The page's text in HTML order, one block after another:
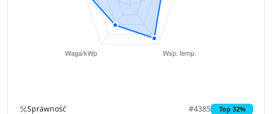
Sprawność #4385 Top 32%